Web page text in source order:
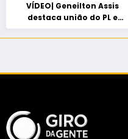
VÍDEO| Geneilton Assis
destaca união do PL e
consolidação de apoio a
Maycon Tombini em Jataí